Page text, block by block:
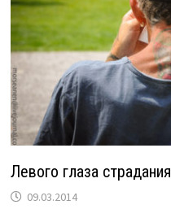
Левого глаза страдания
09.03.2014